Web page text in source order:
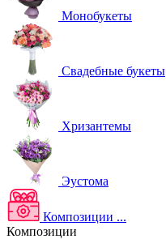
Монобукеты
Свадебные букеты
Хризантемы
Эустома
Композиции ...
Композиции